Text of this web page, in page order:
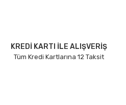
KREDİ KARTI İLE ALIŞVERİŞ
Tüm Kredi Kartlarına 12 Taksit